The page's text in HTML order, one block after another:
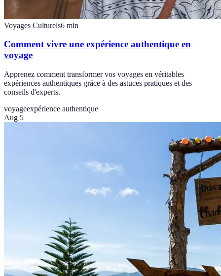
Voyages Culturels6 min
Comment vivre une expérience authentique en
voyage
Apprenez comment transformer vos voyages en véritables
expériences authentiques grâce à des astuces pratiques et des
conseils d'experts.
voyageexpérience authentique
Aug 5